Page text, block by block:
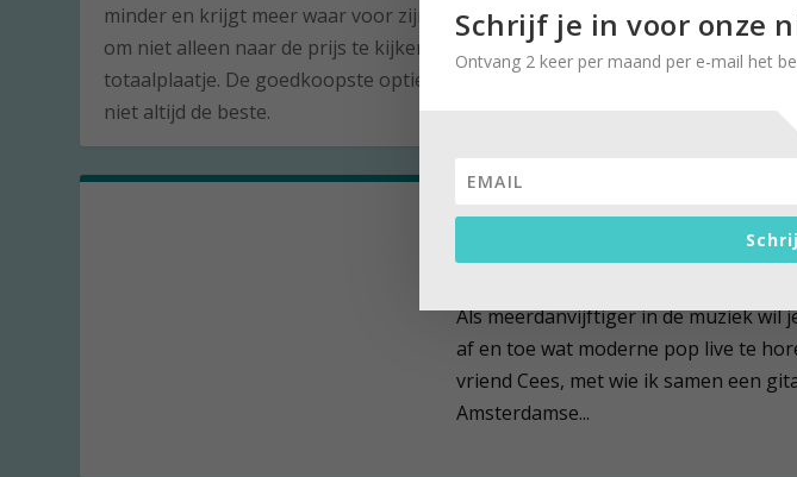
minder en krijgt meer waar voor zijn geld. De kunst is
om niet alleen naar de prijs te kijken, maar naar het
totaalplaatje. De goedkoopste optie is namelijk lang
niet altijd de beste.
Rondé in Tolhuistuin is
Als meerdanvijftiger in de muziek wil
af en toe wat moderne pop live te
vriend Cees, met wie ik samen een
Amsterdamse...
Schrijf je in voor onze
Ontvang 2 keer per maand per e-mail het